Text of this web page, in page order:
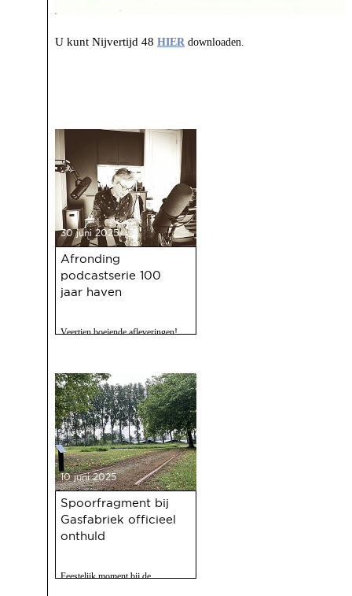
U kunt Nijvertijd 48 HIER downloaden.
30 juni 2025
Afronding
podcastserie 100
jaar haven
Veertien boeiende afleveringen!
10 juni 2025
Spoorfragment bij
Gasfabriek officieel
onthuld
Feestelijk moment bij de